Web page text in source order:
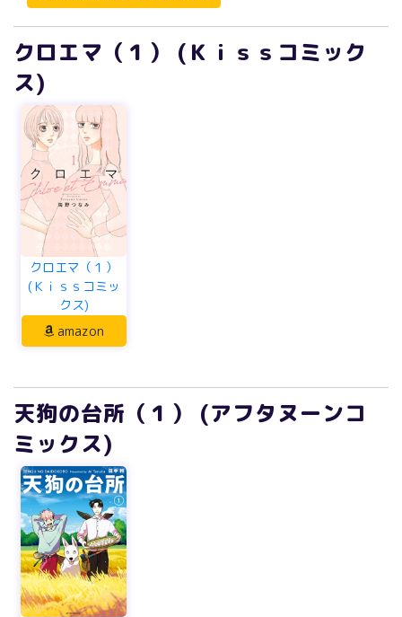
クロエマ（１） (Ｋｉｓｓコミック
ス)
クロエマ（１）
(Ｋｉｓｓコミッ
クス)
amazon
天狗の台所（１） (アフタヌーンコ
ミックス)